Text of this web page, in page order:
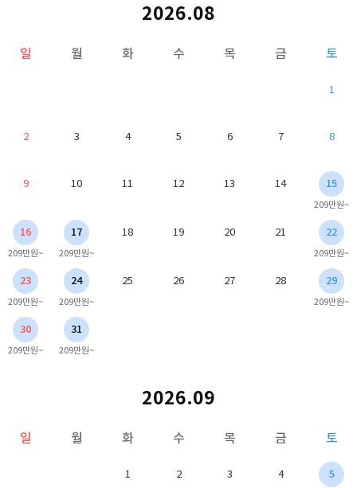
2026.08
일 월 화 수 목 금 토
1
2 3 4 5 6 7 8
9 10 11 12 13 14 15
209만원~
16
209만원~
17
209만원~
18 19 20 21 22
209만원~
23
209만원~
24
209만원~
25 26 27 28 29
209만원~
30
209만원~
31
209만원~
2026.09
일 월 화 수 목 금 토
1 2 3 4 5